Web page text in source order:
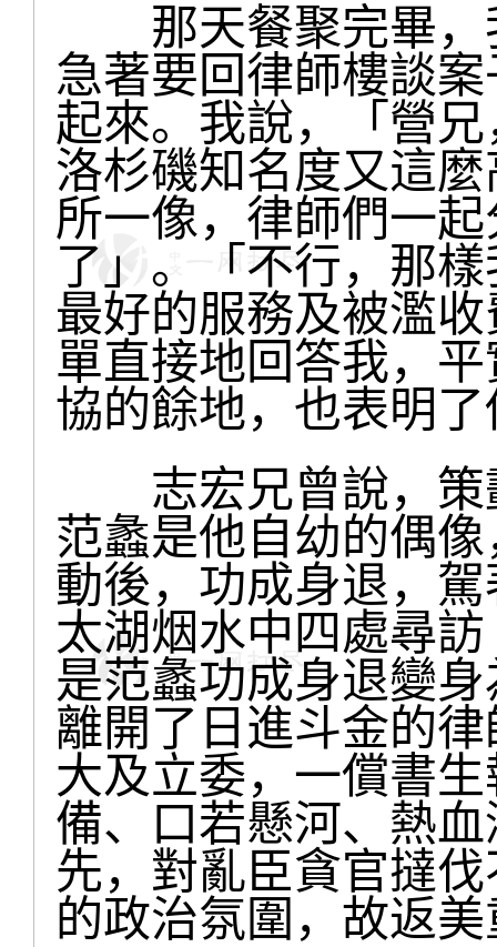
那天餐聚完畢，
急著要回律師樓談
起來。我說，「營
洛杉磯知名度又這
所一像，律師們一
了」。「不行，那
最好的服務及被濫
單直接地回答我，
協的餘地，也表明
志宏兄曾說，策
范蠡是他自幼的偶
動後，功成身退，
太湖烟水中四處尋
是范蠡功成身退變
離開了日進斗金的
大及立委，一償書
備、口若懸河、熱
先，對亂臣貪官撻
的政治氛圍，故返